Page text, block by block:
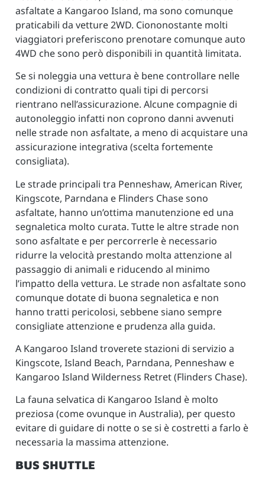
asfaltate a Kangaroo Island, ma sono comunque
praticabili da vetture 2WD. Ciononostante molti
viaggiatori preferiscono prenotare comunque auto
4WD che sono però disponibili in quantità limitata.
Se si noleggia una vettura è bene controllare nelle
condizioni di contratto quali tipi di percorsi
rientrano nell’assicurazione. Alcune compagnie di
autonoleggio infatti non coprono danni avvenuti
nelle strade non asfaltate, a meno di acquistare una
assicurazione integrativa (scelta fortemente
consigliata).
Le strade principali tra Penneshaw, American River,
Kingscote, Parndana e Flinders Chase sono
asfaltate, hanno un’ottima manutenzione ed una
segnaletica molto curata. Tutte le altre strade non
sono asfaltate e per percorrerle è necessario
ridurre la velocità prestando molta attenzione al
passaggio di animali e riducendo al minimo
l’impatto della vettura. Le strade non asfaltate sono
comunque dotate di buona segnaletica e non
hanno tratti pericolosi, sebbene siano sempre
consigliate attenzione e prudenza alla guida.
A Kangaroo Island troverete stazioni di servizio a
Kingscote, Island Beach, Parndana, Penneshaw e
Kangaroo Island Wilderness Retret (Flinders Chase).
La fauna selvatica di Kangaroo Island è molto
preziosa (come ovunque in Australia), per questo
evitare di guidare di notte o se si è costretti a farlo è
necessaria la massima attenzione.
BUS SHUTTLE